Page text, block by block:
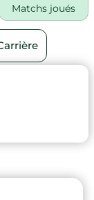
Matchs joués